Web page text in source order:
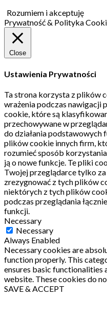
Rozumiem i akceptuję
Prywatność & Polityka
Close
Ustawienia Prywatności
Ta strona korzysta z plików
wrażenia podczas nawigacji
cookie, które są
przechowywane w
do działania podstawowych
plików cookie innych firm,
rozumieć sposób
ją o nowe funkcje. Te pliki
Twojej przeglądarce tylko
zrezygnować z tych plików
niektórych z tych plików
podczas przeglądania
funkcji.
Necessary
Necessary
Always Enabled
Necessary cookies are
function properly. This
ensures basic functionalities
website. These cookies do
SAVE & ACCEPT